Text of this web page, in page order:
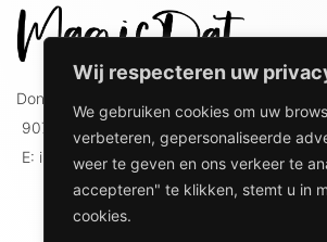
Wij respecteren uw
We gebruiken cookies om uw
verbeteren, gepersonaliseerde
weer te geven en ons verkeer te
accepteren" te klikken, stemt u in
cookies.
Doniaweg 9
9074 AE Hallum
E: info@magicdat.nl